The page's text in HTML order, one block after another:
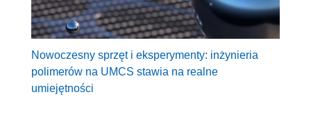
Nowoczesny sprzęt i eksperymenty: inżynieria
polimerów na UMCS stawia na realne
umiejętności